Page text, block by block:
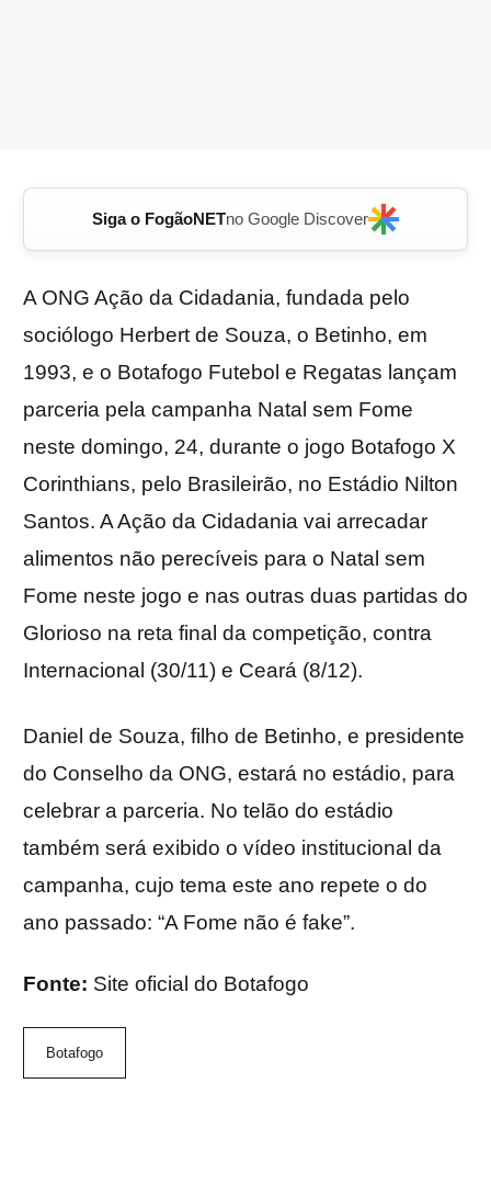
Siga o FogãoNETno Google Discover
A ONG Ação da Cidadania, fundada pelo
sociólogo Herbert de Souza, o Betinho, em
1993, e o Botafogo Futebol e Regatas lançam
parceria pela campanha Natal sem Fome
neste domingo, 24, durante o jogo Botafogo X
Corinthians, pelo Brasileirão, no Estádio Nilton
Santos. A Ação da Cidadania vai arrecadar
alimentos não perecíveis para o Natal sem
Fome neste jogo e nas outras duas partidas do
Glorioso na reta final da competição, contra
Internacional (30/11) e Ceará (8/12).
Daniel de Souza, filho de Betinho, e presidente
do Conselho da ONG, estará no estádio, para
celebrar a parceria. No telão do estádio
também será exibido o vídeo institucional da
campanha, cujo tema este ano repete o do
ano passado: “A Fome não é fake”.
Fonte: Site oficial do Botafogo
Botafogo